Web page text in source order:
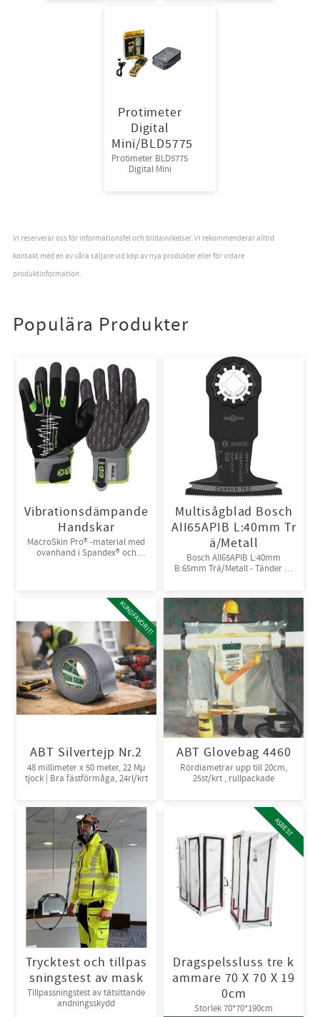
Protimeter
Digital
Mini/BLD5775
Protimeter BLD5775
Digital Mini
Vi reserverar oss för informationsfel och bildavvikelser. Vi rekommenderar alltid
kontakt med en av våra säljare vid köp av nya produkter eller för vidare
produktinformation.
Populära Produkter
Vibrationsdämpande
Handskar
MacroSkin Pro® -material med
ovanhand i Spandex® och
Multisågblad Bosch
AII65APIB L:40mm Tr
ä/Metall
Bosch AII65APIB L:40mm
B:65mm Trä/Metall - Tänder av
ABT Silvertejp Nr.2
48 millimeter x 50 meter, 22 Mμ
tjock | Bra fästförmåga, 24rl/krt
KUNDFAVORIT!
ABT Glovebag 4460
Rördiametrar upp till 20cm,
25st/krt , rullpackade
Trycktest och tillpas
sningstest av mask
Tillpassningstest av tätsittande
andningsskydd
Dragspelssluss tre k
ammare 70 X 70 X 19
0cm
Storlek 70*70*190cm
ASBEST